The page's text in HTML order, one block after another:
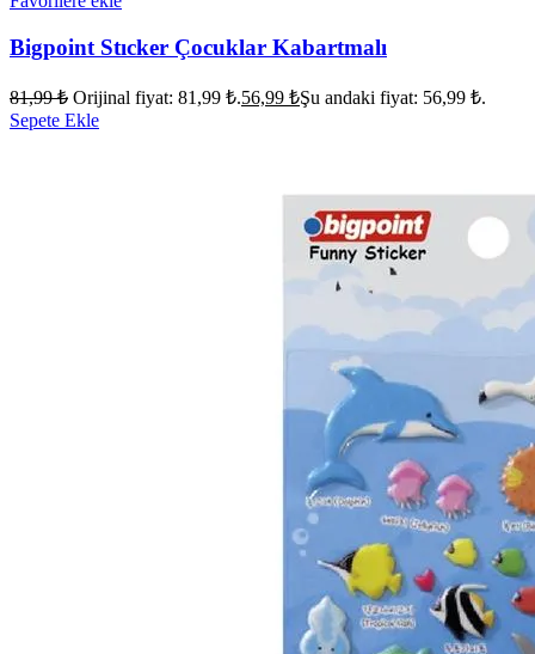
Bigpoint Stıcker Çocuklar Kabartmalı
81,99₺ Orijinal fiyat: 81,99 ₺.56,99 ₺Şu andaki fiyat: 56,99 ₺.
Sepete Ekle